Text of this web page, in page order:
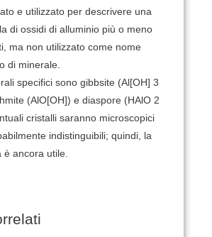
e utilizzato per descrivere una
di ossidi di alluminio più o meno
ma non utilizzato come nome
di minerale.
specifici sono gibbsite (Al[OH] 3
(AlO[OH]) e diaspore (HAlO 2
cristalli saranno microscopici
indistinguibili;quindi, la
è ancora utile.